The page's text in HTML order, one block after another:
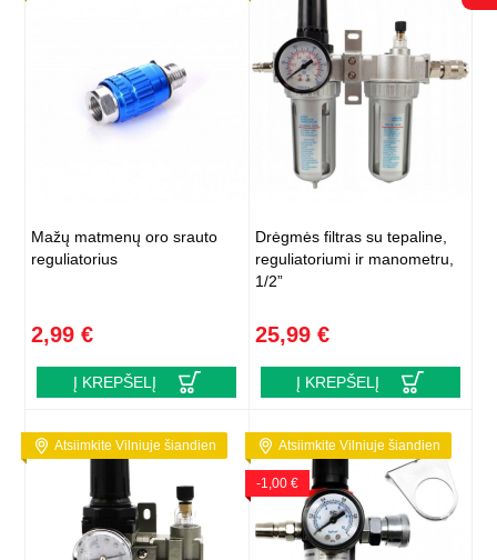
Mažų matmenų oro srauto
reguliatorius
2,99 €
Į KREPŠELĮ
Drėgmės filtras su tepaline,
reguliatoriumi ir manometru,
1/2”
25,99 €
Į KREPŠELĮ
Atsiimkite Vilniuje šiandien Atsiimkite Vilniuje šiandien
-1,00 €